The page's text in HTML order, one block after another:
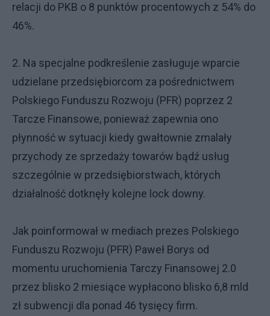
relacji do PKB o 8 punktów procentowych z 54% do
46%.
2. Na specjalne podkreślenie zasługuje wparcie
udzielane przedsiębiorcom za pośrednictwem
Polskiego Funduszu Rozwoju (PFR) poprzez 2
Tarcze Finansowe, ponieważ zapewnia ono
płynność w sytuacji kiedy gwałtownie zmalały
przychody ze sprzedaży towarów bądź usług
szczególnie w przedsiębiorstwach, których
działalność dotknęły kolejne lock downy.
Jak poinformował w mediach prezes Polskiego
Funduszu Rozwoju (PFR) Paweł Borys od
momentu uruchomienia Tarczy Finansowej 2.0
przez blisko 2 miesiące wypłacono blisko 6,8 mld
zł subwencji dla ponad 46 tysięcy firm.